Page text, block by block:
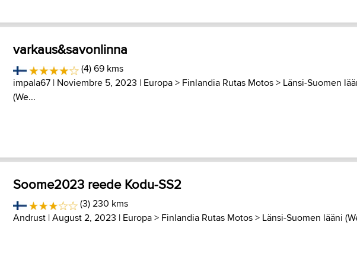
varkaus&savonlinna
(4) 69 kms
impala67 | Noviembre 5, 2023 | Europa> Finlandia Rutas Motos> Länsi-Suomen
(We...
Soome2023 reede Kodu-SS2
(3) 230 kms
Andrust | August 2, 2023 | Europa> Finlandia Rutas Motos> Länsi-Suomen lääni